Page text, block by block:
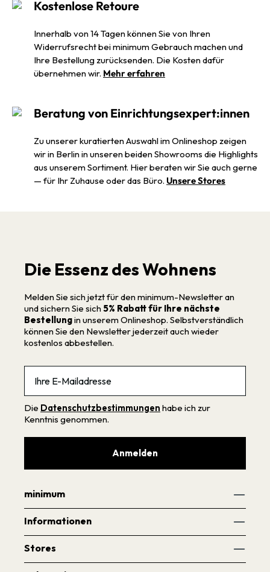
Kostenlose Retoure
Innerhalb von 14 Tagen können Sie von Ihren
Widerrufsrecht bei minimum Gebrauch machen und
Ihre Bestellung zurücksenden. Die Kosten dafür
übernehmen wir. Mehr erfahren
Beratung von Einrichtungsexpert:innen
Zu unserer kuratierten Auswahl im Onlineshop zeigen
wir in Berlin in unseren beiden Showrooms die Highlights
aus unserem Sortiment. Hier beraten wir Sie auch gerne
— für Ihr Zuhause oder das Büro. Unsere Stores
Die Essenz des Wohnens
Melden Sie sich jetzt für den minimum-Newsletter an
und sichern Sie sich 5% Rabatt für Ihre nächste
Bestellungin unserem Onlineshop. Selbstverständlich
können Sie den Newsletter jederzeit auch wieder
kostenlos abbestellen.
Die Datenschutzbestimmungen habe ich zur
Kenntnis genommen.
Anmelden
minimum
Informationen
Stores